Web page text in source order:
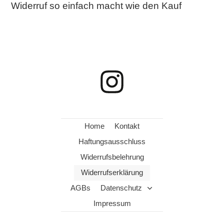
Widerruf so einfach macht wie den Kauf
Home
Kontakt
Haftungsausschluss
Widerrufsbelehrung
Widerrufserklärung
AGBs
Datenschutz
Impressum